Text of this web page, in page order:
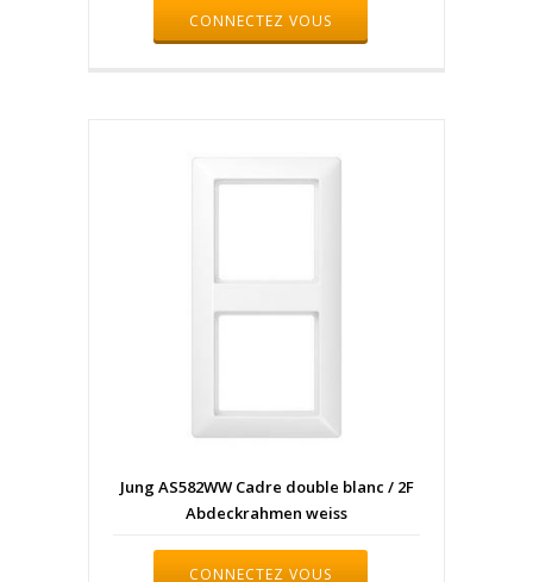
CONNECTEZ VOUS
Jung AS582WW Cadre double blanc / 2F
Abdeckrahmen weiss
CONNECTEZ VOUS